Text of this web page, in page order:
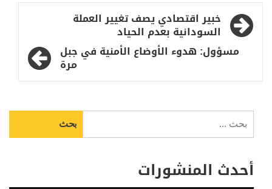
تصفّح
المقالات
خبير اقتصادي يصف تغيير العملة
السودانية بعدم الحياد
مسؤول: هدوء الأوضاع الأمنية في جبل
مرة
عن:
أحدث المنشورات